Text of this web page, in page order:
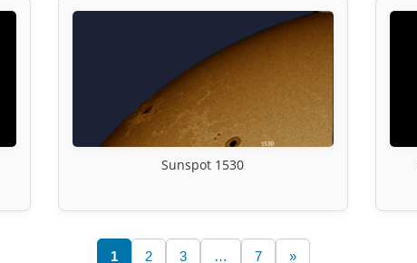
Sunspot 1530
1 2 3 … 7 »